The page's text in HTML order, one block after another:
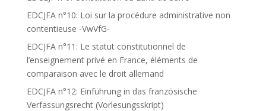
EDCJFA n°10: Loi sur la procédure administrative non
contentieuse -VwVfG-
EDCJFA n°11: Le statut constitutionnel de
l’enseignement privé en France, éléments de
comparaison avec le droit allemand
EDCJFA n°12: Einführung in das französische
Verfassungsrecht (Vorlesungsskript)